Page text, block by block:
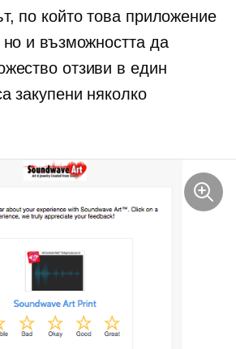
по който това приложение
и възможността да
отзиви в един
закупени няколко